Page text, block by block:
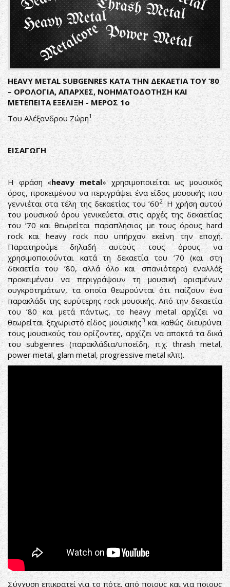
HEAVY METAL SUBGENRES ΚΑΤΑ ΤΗΝ ΔΕΚΑΕΤΙΑ ΤΟΥ ‘80
– ΟΡΟΛΟΓΙΑ, ΑΠΑΡΧΕΣ, ΝΟΗΜΑΤΟΔΟΤΗΣΗ ΚΑΙ
ΜΕΤΕΠΕΙΤΑ ΕΞΕΛΙΞΗ - ΜΕΡΟΣ 1ο
Του Αλέξανδρου Ζώρη1
ΕΙΣΑΓΩΓΗ
Η φράση «heavy metal» χρησιμοποιείται ως μουσικός
όρος, προκειμένου να περιγράψει ένα είδος μουσικής που
γεννιέται στα τέλη της δεκαετίας του ’602. Η χρήση αυτού
του μουσικού όρου γενικεύεται στις αρχές της δεκαετίας
του ’70 και θεωρείται παραπλήσιος με τους όρους hard
rock και heavy rock που υπήρχαν εκείνη την εποχή.
Παρατηρούμε δηλαδή αυτούς τους όρους να
χρησιμοποιούνται κατά τη δεκαετία του ’70 (και στη
δεκαετία του ’80, αλλά όλο και σπανιότερα) εναλλάξ
προκειμένου να περιγράψουν τη μουσική ορισμένων
συγκροτημάτων, τα οποία θεωρούνται ότι παίζουν ένα
παρακλάδι της ευρύτερης rock μουσικής. Από την δεκαετία
του ’80 και μετά πάντως, το heavy metal αρχίζει να
θεωρείται ξεχωριστό είδος μουσικής3 και καθώς διευρύνει
τους μουσικούς του ορίζοντες, αρχίζει να αποκτά τα δικά
του subgenres (παρακλάδια/υποείδη, π.χ. thrash metal,
power metal, glam metal, progressive metal κλπ).
Σύγχυση επικρατεί για το πότε, από ποιους και για ποιους